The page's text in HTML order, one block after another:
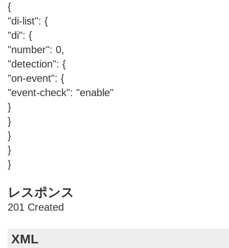
{
"di-list": {
"di": {
"number": 0,
"detection": {
"on-event": {
"event-check": "enable"
}
}
}
}
}
レスポンス
201 Created
XML